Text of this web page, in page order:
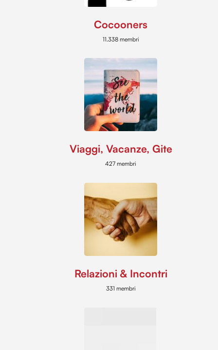
Cocooners
11.338 membri
Viaggi, Vacanze, Gite
427 membri
Relazioni & Incontri
331 membri